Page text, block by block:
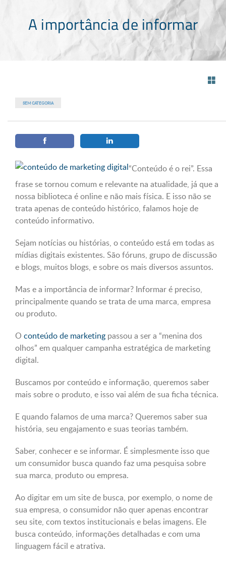
A importância de informar
SEM CATEGORIA
“Conteúdo é o rei”. Essa
frase se tornou comum e relevante na atualidade, já que a
nossa biblioteca é online e não mais física. E isso não se
trata apenas de conteúdo histórico, falamos hoje de
conteúdo informativo.
Sejam notícias ou histórias, o conteúdo está em todas as
mídias digitais existentes. São fóruns, grupo de discussão
e blogs, muitos blogs, e sobre os mais diversos assuntos.
Mas e a importância de informar? Informar é preciso,
principalmente quando se trata de uma marca, empresa
ou produto.
O conteúdo de marketing passou a ser a “menina dos
olhos” em qualquer campanha estratégica de marketing
digital.
Buscamos por conteúdo e informação, queremos saber
mais sobre o produto, e isso vai além de sua ficha técnica.
E quando falamos de uma marca? Queremos saber sua
história, seu engajamento e suas teorias também.
Saber, conhecer e se informar. É simplesmente isso que
um consumidor busca quando faz uma pesquisa sobre
sua marca, produto ou empresa.
Ao digitar em um site de busca, por exemplo, o nome de
sua empresa, o consumidor não quer apenas encontrar
seu site, com textos institucionais e belas imagens. Ele
busca conteúdo, informações detalhadas e com uma
linguagem fácil e atrativa.